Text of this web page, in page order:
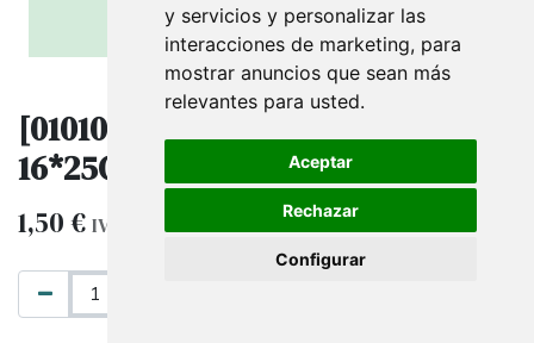
y servicios y personalizar las
interacciones de marketing, para
mostrar anuncios que sean más
relevantes para usted.
Aceptar
Rechazar
Configurar
[010103] Bolsa Lunares Verde
16*25Cm
1,50€ IVA excluido